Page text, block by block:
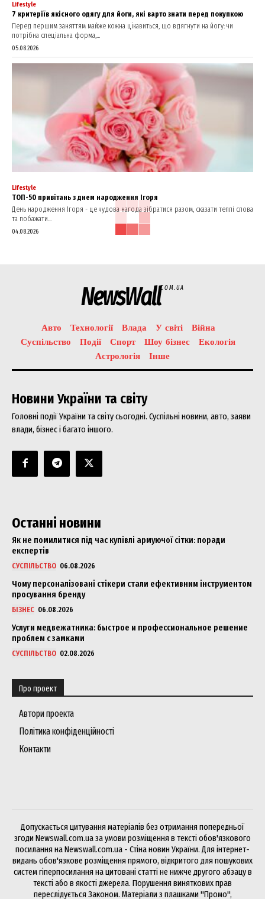
Lifestyle
7 критеріїв якісного одягу для йоги, які варто знати перед покупкою
Перед першим заняттям майже кожна цікавиться, що вдягнути на йогу: чи
потрібна спеціальна форма,...
05.08.2026
Lifestyle
ТОП-50 привітань з днем народження Ігоря
День народження Ігоря - це чудова нагода зібратися разом, сказати теплі слова
та побажати...
04.08.2026
NewsWallCOM.UA
Авто Технології Влада У світі
Війна
Суспільство
Події Спорт Шоу бізнес
Екологія
Астрологія
Інше
Новини України та світу
Головні події України та світу сьогодні. Суспільні новини, авто, заяви
влади, бізнес і багато іншого.
Останні новини
Як не помилитися під час купівлі армуючої сітки: поради
експертів
СУСПІЛЬСТВО 06.08.2026
Чому персоналізовані стікери стали ефективним інструментом
просування бренду
БІЗНЕС 06.08.2026
Услуги медвежатника: быстрое и профессиональное решение
проблем с замками
СУСПІЛЬСТВО 02.08.2026
Про проект
Автори проекта
Політика конфіденційності
Контакти
Допускається цитування матеріалів без отримання попередньої
згоди Newswall.com.ua за умови розміщення в тексті обов'язкового
посилання на Newswall.com.ua - Стіна новин України. Для інтернет-
видань обов'язкове розміщення прямого, відкритого для пошукових
систем гіперпосилання на цитовані статті не нижче другого абзацу в
тексті або в якості джерела. Порушення виняткових прав
переслідується Законом. Матеріали з плашками "Промо",